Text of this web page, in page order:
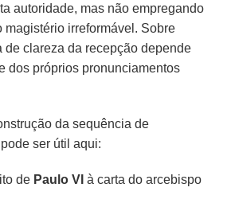
autoridade, mas não empregando
magistério irreformável. Sobre
de clareza da recepção depende
dos próprios pronunciamentos
da sequência de
ser útil aqui:
de Paulo VI à carta do arcebispo